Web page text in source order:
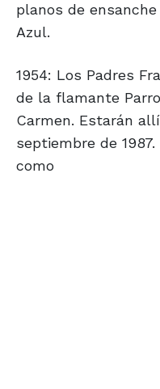
planos de
Azul.
1954: Los Padres
de la flamante
Carmen. Estarán
septiembre de
como